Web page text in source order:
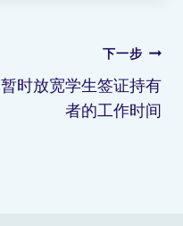
下一步
暂时放宽学生签证持有
者的工作时间